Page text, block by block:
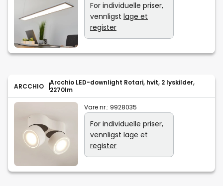
For individuelle priser,
vennligst lage et
register
ARCCHIO
Arcchio LED-downlight Rotari, hvit, 2 lyskilder,
2270lm
Vare nr.: 9928035
For individuelle priser,
vennligst lage et
register